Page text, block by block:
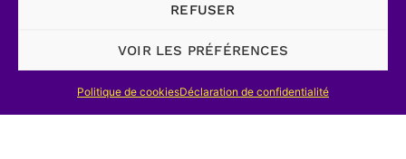
REFUSER
VOIR LES PRÉFÉRENCES
Politique de cookiesDéclaration de confidentialité